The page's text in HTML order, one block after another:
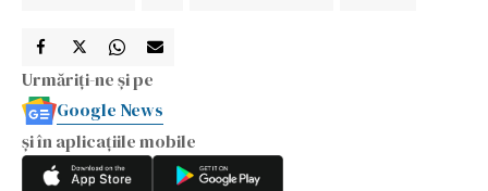
Urmăriți-ne și pe
Google News
și în aplicațiile mobile